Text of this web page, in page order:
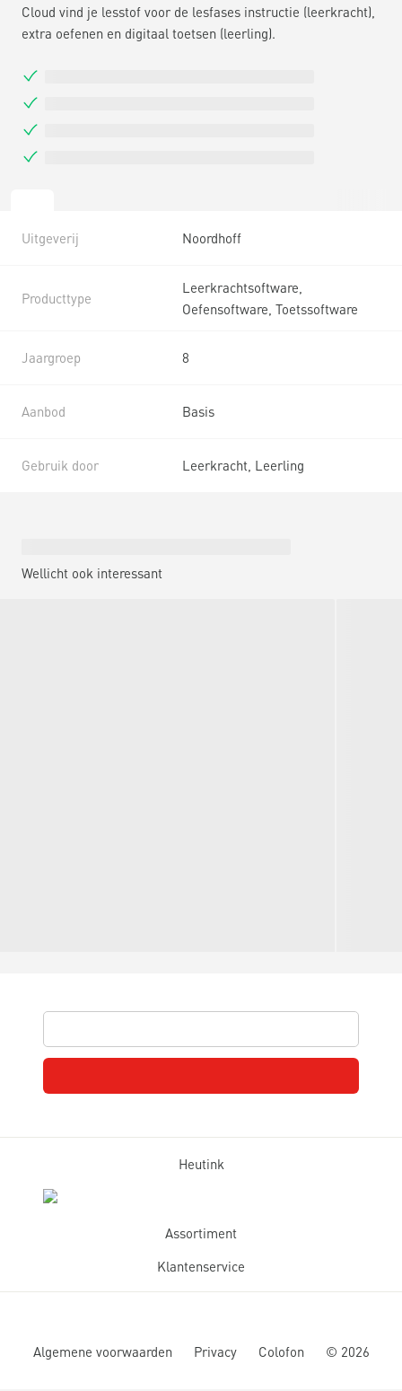
Cloud vind je lesstof voor de lesfases instructie (leerkracht),
extra oefenen en digitaal toetsen (leerling).
Uitgeverij Noordhoff
Producttype
Leerkrachtsoftware,
Oefensoftware, Toetssoftware
Jaargroep 8
Aanbod Basis
Gebruik door Leerkracht, Leerling
Wellicht ook interessant
Heutink
Assortiment
Klantenservice
Algemene voorwaarden Privacy Colofon © 2026